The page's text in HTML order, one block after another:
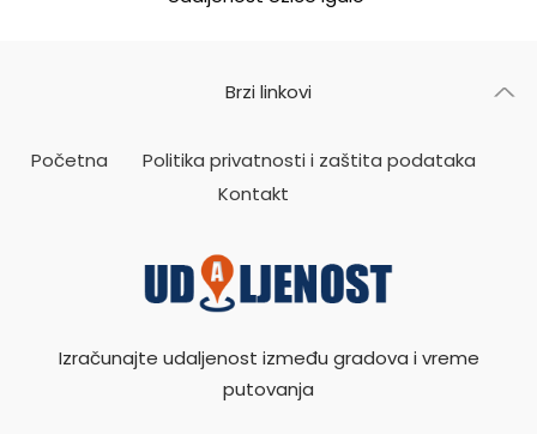
Brzi linkovi
Početna
Politika privatnosti i zaštita podataka
Kontakt
Izračunajte udaljenost između gradova i vreme
putovanja